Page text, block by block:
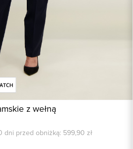
z wełną
dni przed obniżką: 599,90 zł